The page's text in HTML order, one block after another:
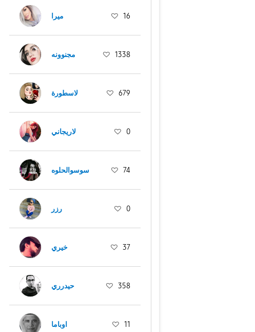
ميرا 16
مجنوونه 1338
لاسطورة 679
لاريجاني 0
سوسوالحلوه 74
رزر 0
خيري 37
حيدرري 358
اوباما 11